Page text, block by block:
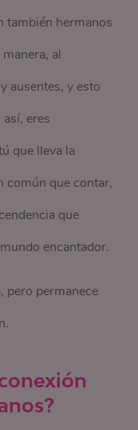
también hermanos
al
ausentes, y esto
eres
que lleva la
común que contar,
que
encantador.
pero permanece